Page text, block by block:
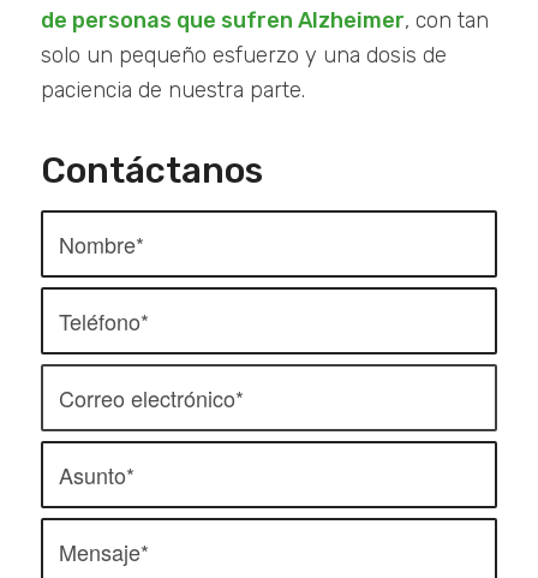
de personas que sufren Alzheimer, con tan
solo un pequeño esfuerzo y una dosis de
paciencia de nuestra parte.
Contáctanos